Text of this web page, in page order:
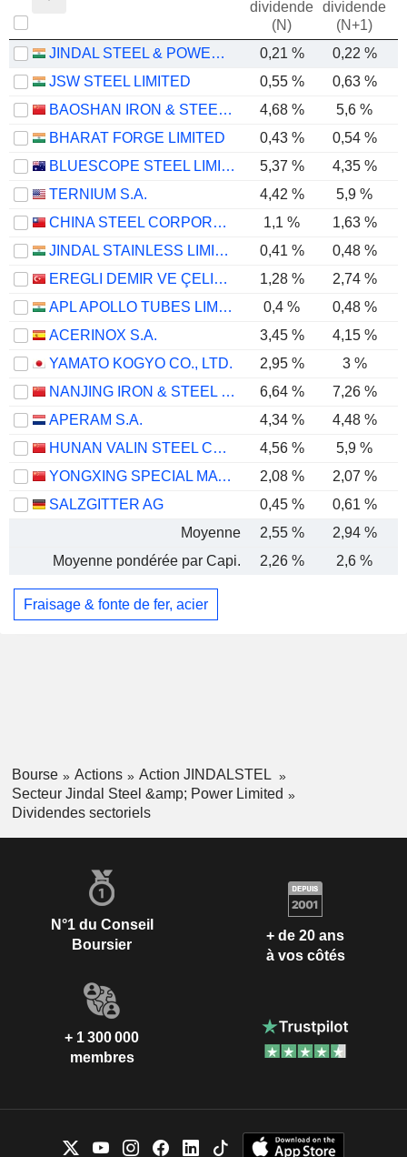
dividende
(N)
dividende
(N+1)
JINDAL STEEL & POWER LIMITED 0,21 % 0,22 %
JSW STEEL LIMITED
0,55 % 0,63 %
BAOSHAN IRON & STEEL CO., LTD.
4,68 % 5,6 %
BHARAT FORGE LIMITED
0,43 %
0,54 %
BLUESCOPE STEEL LIMITED
5,37 % 4,35 %
TERNIUM S.A.
4,42 %
5,9 %
CHINA STEEL CORPORATION
1,1 % 1,63 %
JINDAL STAINLESS LIMITED
0,41 % 0,48 %
EREGLI DEMIR VE ÇELIK FABRIKALARI T.A.S.
1,28 % 2,74 %
APL APOLLO TUBES LIMITED
0,4 % 0,48 %
ACERINOX S.A.
3,45 % 4,15 %
YAMATO KOGYO CO., LTD.
2,95 % 3 %
NANJING IRON & STEEL CO., LTD.
6,64 % 7,26 %
APERAM S.A.
4,34 % 4,48 %
HUNAN VALIN STEEL CO., LTD.
4,56 %
5,9 %
YONGXING SPECIAL MATERIALS TECHNOLOGY CO.,LTD
2,08 % 2,07 %
SALZGITTER AG
0,45 % 0,61 %
Moyenne
2,55 % 2,94 %
Moyenne pondérée par Capi.
2,26 % 2,6 %
Fraisage & fonte de fer, acier
Bourse Actions
Action JINDALSTEL
Secteur Jindal Steel &amp; Power Limited
Dividendes sectoriels
N°1 du Conseil
Boursier
+ de 20 ans
à vos côtés
+ 1 300 000
membres